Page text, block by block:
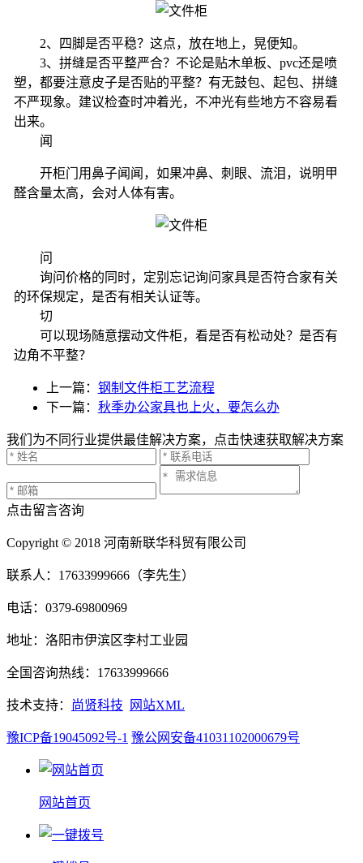
2、四脚是否平稳？这点，放在地上，晃便知。
3、拼缝是否平整严合？不论是贴木单板、pvc还是喷
塑，都要注意皮子是否贴的平整？有无鼓包、起包、拼缝
不严现象。建议检查时冲着光，不冲光有些地方不容易看
出来。
闻
开柜门用鼻子闻闻，如果冲鼻、刺眼、流泪，说明甲
醛含量太高，会对人体有害。
问
询问价格的同时，定别忘记询问家具是否符合家有关
的环保规定，是否有相关认证等。
切
可以现场随意摆动文件柜，看是否有松动处？是否有
边角不平整？
上一篇： 钢制文件柜工艺流程
下一篇： 秋季办公家具也上火，要怎么办
我们为不同行业提供最佳解决方案，点击快速获取解决方案
点击留言咨询
Copyright © 2018 河南新联华科贸有限公司
联系人：17633999666（李先生）
电话：0379-69800969
地址：洛阳市伊滨区李村工业园
全国咨询热线：17633999666
技术支持： 尚贤科技 网站XML
豫ICP备19045092号-1 豫公网安备41031102000679号
网站首页